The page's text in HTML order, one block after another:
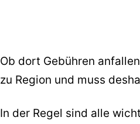
Ob dort Gebühren
zu Region und muss
In der Regel sind alle